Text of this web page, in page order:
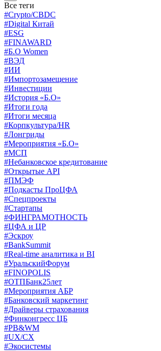
Все теги
#Crypto/CBDC
#Digital Китай
#ESG
#FINAWARD
#Б.О Women
#ВЭД
#ИИ
#Импортозамещение
#Инвестиции
#История «Б.О»
#Итоги года
#Итоги месяца
#Корпкультура/HR
#Лонгриды
#Мероприятия «Б.О»
#МСП
#Небанковское кредитование
#Открытые API
#ПМЭФ
#Подкасты ПроЦФА
#Спецпроекты
#Стартапы
#ФИНГРАМОТНОСТЬ
#ЦФА и ЦР
#Эскроу
#BankSummit
#Real-time аналитика и BI
#УральскийФорум
#FINOPOLIS
#ОТПБанк25лет
#Мероприятия АБР
#Банковский маркетинг
#Драйверы страхования
#Финконгресс ЦБ
#PB&WM
#UX/CX
#Экосистемы